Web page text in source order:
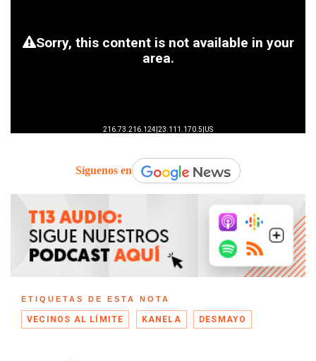
Síguenos en
ETIQUETAS DE ESTA NOTA
VECINOS AL LÍMITE KANELA DESMAYO